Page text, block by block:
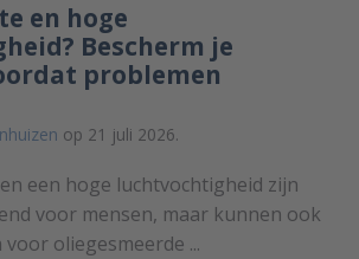
en hoge
Bescherm je
problemen
op 21 juli 2026.
een hoge luchtvochtigheid zijn
voor mensen, maar kunnen ook
oliegesmeerde ...